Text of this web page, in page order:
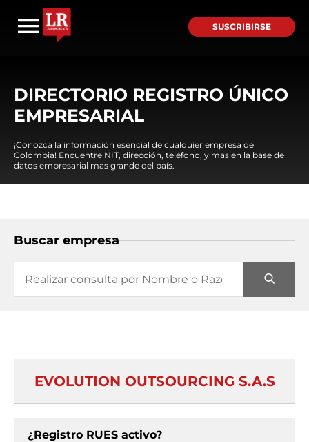
SUSCRIBIRSE
DIRECTORIO REGISTRO ÚNICO
EMPRESARIAL
¡Conozca la información esencial de cualquier empresa de
Colombia! Encuentre NIT, dirección, teléfono, y mas en la base de
datos empresarial mas grande del país.
Buscar empresa
EVOLUTION OUTSOURCING S.A.S
¿Registro RUES activo?